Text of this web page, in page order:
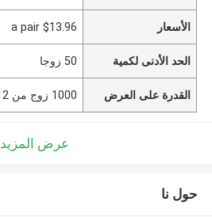
الأسعار $13.96 a pair
الحد الأدنى لكمية 50 زوجا
القدرة على العرض 1000 زوج من 12 إلى 15 سكي
عرض المزيد
حول نا